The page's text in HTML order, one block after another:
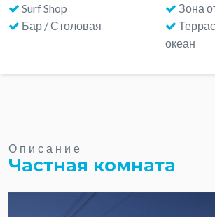
Surf Shop
Зона
Бар / Столовая
океан
Описание
Частная комната